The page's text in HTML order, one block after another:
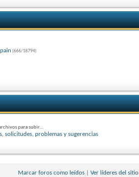
(666/18794)
para subir...
solicitudes, problemas y sugerencias
Marcar foros como leídos Ver líderes del sitio